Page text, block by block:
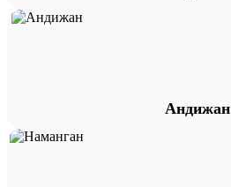
Андижан